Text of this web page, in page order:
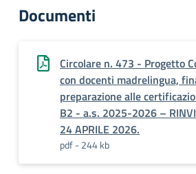
Documenti
Circolare n. 473 - Progetto
con docenti madrelingua,
preparazione alle
B2 - a.s. 2025-2026 –
24 APRILE 2026.
pdf - 244 kb